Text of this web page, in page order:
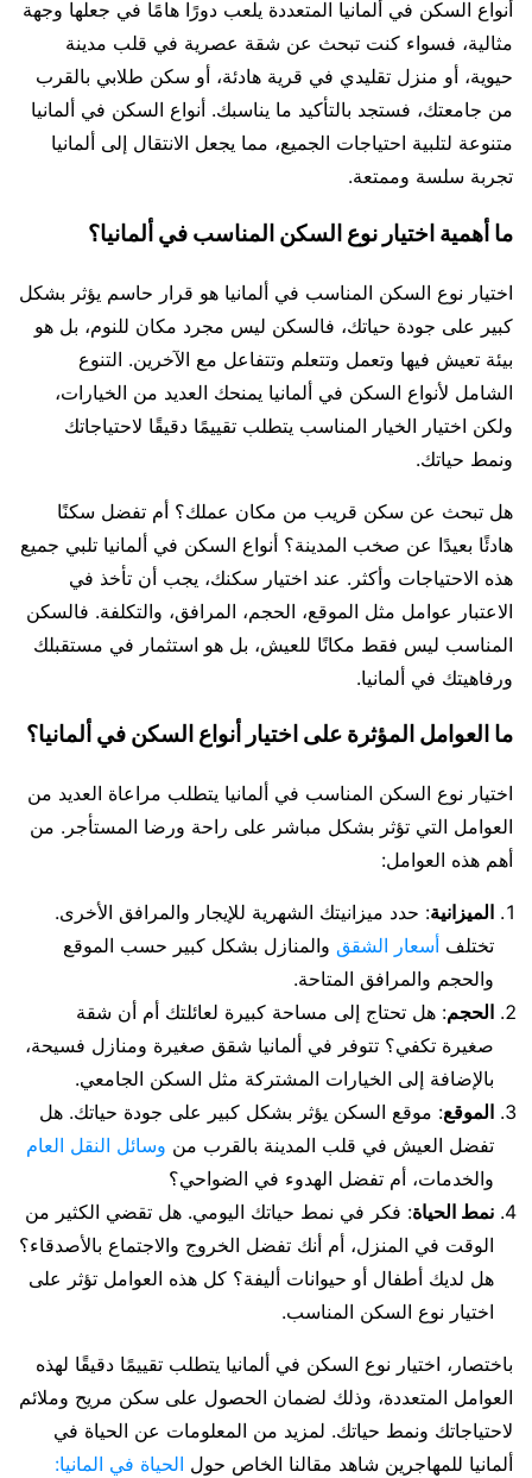
أنواع السكن في ألمانيا المتعددة يلعب دورًا هامًا في جعلها وجهة
مثالية، فسواء كنت تبحث عن شقة عصرية في قلب مدينة
حيوية، أو منزل تقليدي في قرية هادئة، أو سكن طلابي بالقرب
من جامعتك، فستجد بالتأكيد ما يناسبك. أنواع السكن في ألمانيا
متنوعة لتلبية احتياجات الجميع، مما يجعل الانتقال إلى ألمانيا
تجربة سلسة وممتعة.
ما أهمية اختيار نوع السكن المناسب في ألمانيا؟
اختيار نوع السكن المناسب في ألمانيا هو قرار حاسم يؤثر بشكل
كبير على جودة حياتك، فالسكن ليس مجرد مكان للنوم، بل هو
بيئة تعيش فيها وتعمل وتتعلم وتتفاعل مع الآخرين. التنوع
الشامل لأنواع السكن في ألمانيا يمنحك العديد من الخيارات،
ولكن اختيار الخيار المناسب يتطلب تقييمًا دقيقًا لاحتياجاتك
ونمط حياتك.
هل تبحث عن سكن قريب من مكان عملك؟ أم تفضل سكنًا
هادئًا بعيدًا عن صخب المدينة؟ أنواع السكن في ألمانيا تلبي جميع
هذه الاحتياجات وأكثر. عند اختيار سكنك، يجب أن تأخذ في
الاعتبار عوامل مثل الموقع، الحجم، المرافق، والتكلفة. فالسكن
المناسب ليس فقط مكانًا للعيش، بل هو استثمار في مستقبلك
ورفاهيتك في ألمانيا.
ما العوامل المؤثرة على اختيار أنواع السكن في ألمانيا؟
اختيار نوع السكن المناسب في ألمانيا يتطلب مراعاة العديد من
العوامل التي تؤثر بشكل مباشر على راحة ورضا المستأجر. من
أهم هذه العوامل:
الميزانية: حدد ميزانيتك الشهرية للإيجار والمرافق الأخرى.
تختلف أسعار الشقق والمنازل بشكل كبير حسب الموقع
والحجم والمرافق المتاحة.
الحجم: هل تحتاج إلى مساحة كبيرة لعائلتك أم أن شقة
صغيرة تكفي؟ تتوفر في ألمانيا شقق صغيرة ومنازل فسيحة،
بالإضافة إلى الخيارات المشتركة مثل السكن الجامعي.
الموقع: موقع السكن يؤثر بشكل كبير على جودة حياتك. هل
تفضل العيش في قلب المدينة بالقرب من وسائل النقل العام
والخدمات، أم تفضل الهدوء في الضواحي؟
نمط الحياة: فكر في نمط حياتك اليومي. هل تقضي الكثير من
الوقت في المنزل، أم أنك تفضل الخروج والاجتماع بالأصدقاء؟
هل لديك أطفال أو حيوانات أليفة؟ كل هذه العوامل تؤثر على
اختيار نوع السكن المناسب.
باختصار، اختيار نوع السكن في ألمانيا يتطلب تقييمًا دقيقًا لهذه
العوامل المتعددة، وذلك لضمان الحصول على سكن مريح وملائم
لاحتياجاتك ونمط حياتك. لمزيد من المعلومات عن الحياة في
ألمانيا للمهاجرين شاهد مقالنا الخاص حول الحياة في المانيا: